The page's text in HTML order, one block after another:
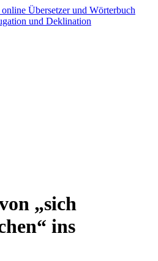
und Deklination
„sich
ins